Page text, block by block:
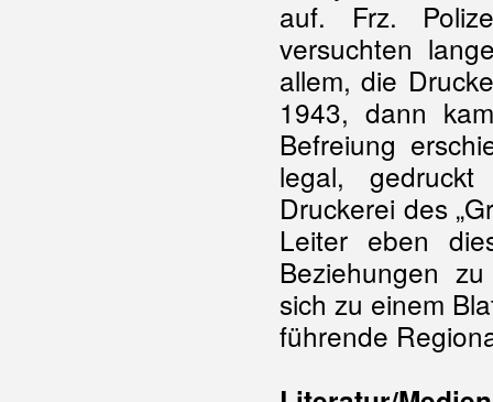
auf. Frz.
versuchten
allem, die
1943, dann
Befreiung
legal,
Druckerei des
Leiter eben
Beziehungen
sich zu einem
führende